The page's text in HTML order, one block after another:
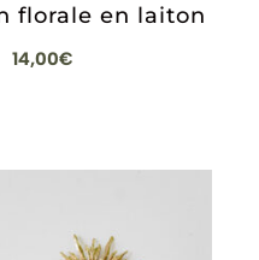
florale en laiton
14,00€